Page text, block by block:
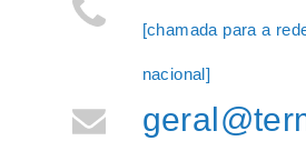
[chamada para a
nacional]